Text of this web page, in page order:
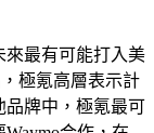
來最有可能打入美
，極氪高層表示計
品牌中，極氪最可